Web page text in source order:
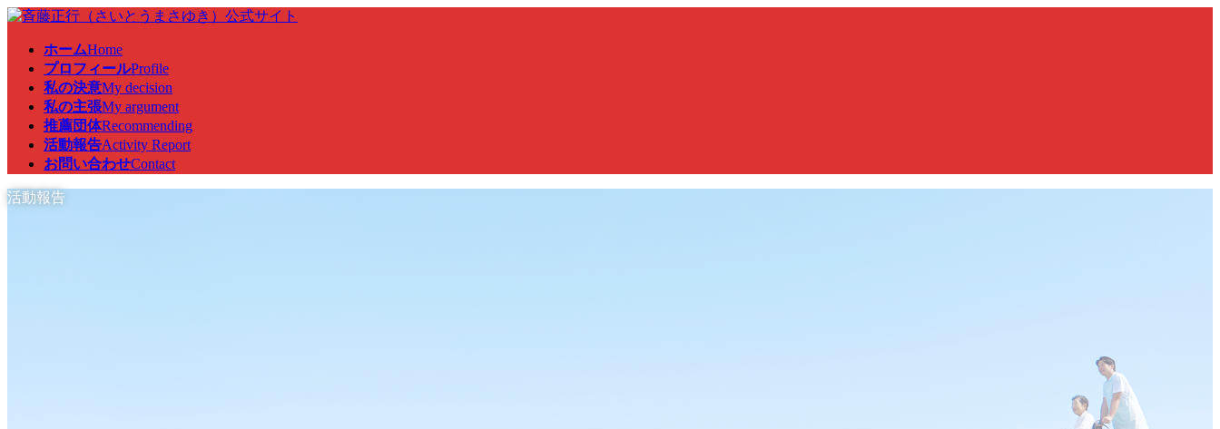
コ
プ
ナ
動
ホームHome
プロフィールProfile
私の決意My decision
私の主張My argument
推薦団体Recommending
活動報告Activity Report
お問い合わせContact
活動報告